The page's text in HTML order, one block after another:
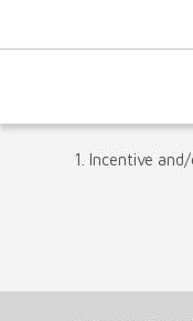
1. Incentive